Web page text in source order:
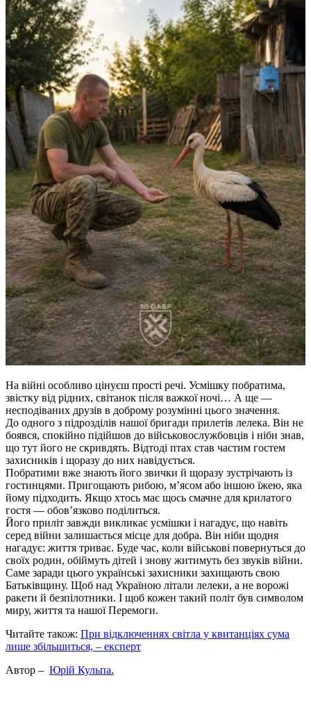
На війні особливо цінуєш прості речі. Усмішку побратима,
звістку від рідних, світанок після важкої ночі… А ще —
несподіваних друзів в доброму розумінні цього значення.
До одного з підрозділів нашої бригади прилетів лелека. Він не
боявся, спокійно підійшов до військовослужбовців і ніби знав,
що тут його не скривдять. Відтоді птах став частим гостем
захисників і щоразу до них навідується.
Побратими вже знають його звички й щоразу зустрічають із
гостинцями. Пригощають рибою, м’ясом або іншою їжею, яка
йому підходить. Якщо хтось має щось смачне для крилатого
гостя — обов’язково поділиться.
Його приліт завжди викликає усмішки і нагадує, що навіть
серед війни залишається місце для добра. Він ніби щодня
нагадує: життя триває. Буде час, коли військові повернуться до
своїх родин, обіймуть дітей і знову житимуть без звуків війни.
Саме заради цього українські захисники захищають свою
Батьківщину. Щоб над Україною літали лелеки, а не ворожі
ракети й безпілотники. І щоб кожен такий політ був символом
миру, життя та нашої Перемоги.
Читайте також: При відключеннях світла у квитанціях сума
лише збільшиться, – експерт
Автор – Юрій Кульпа.